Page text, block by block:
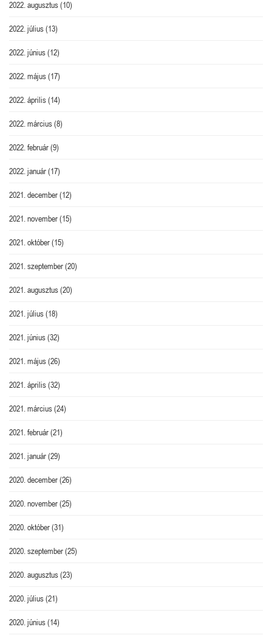
2022. augusztus(10)
2022. július(13)
2022. június(12)
2022. május(17)
2022. április(14)
2022. március(8)
2022. február(9)
2022. január(17)
2021. december(12)
2021. november(15)
2021. október(15)
2021. szeptember(20)
2021. augusztus(20)
2021. július(18)
2021. június(32)
2021. május(26)
2021. április(32)
2021. március(24)
2021. február(21)
2021. január(29)
2020. december(26)
2020. november(25)
2020. október(31)
2020. szeptember(25)
2020. augusztus(23)
2020. július(21)
2020. június(14)